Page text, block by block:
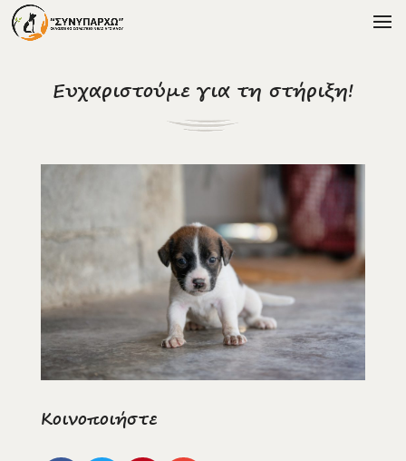
Ευχαριστούμε για τη στήριξη!
Κοινοποιήστε